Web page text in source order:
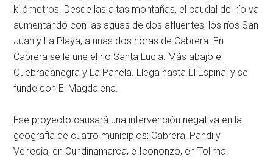
kilómetros. Desde las altas montañas, el caudal del río va
aumentando con las aguas de dos afluentes, los ríos San
Juan y La Playa, a unas dos horas de Cabrera. En
Cabrera se le une el río Santa Lucía. Más abajo el
Quebradanegra y La Panela. Llega hasta El Espinal y se
funde con El Magdalena.
Ese proyecto causará una intervención negativa en la
geografía de cuatro municipios: Cabrera, Pandi y
Venecia, en Cundinamarca, e Icononzo, en Tolima.